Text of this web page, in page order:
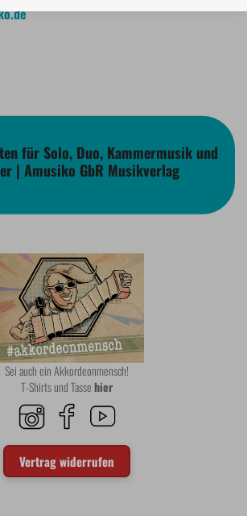
für Solo, Duo, Kammermusik und
| Amusiko GbR Musikverlag
Sei auch ein Akkordeonmensch!
T-Shirts und Tassehier
Vertrag widerrufen